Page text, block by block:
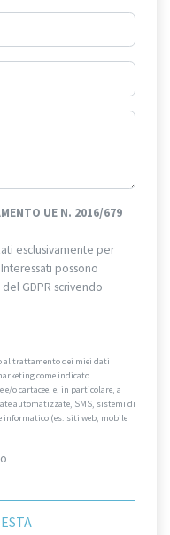
UE N. 2016/679
esclusivamente per
possono
GDPR scrivendo
al trattamento dei miei dati
come indicato
o cartacee, e, in particolare, a
automatizzate, SMS, sistemi di
informatico (es. siti web, mobile